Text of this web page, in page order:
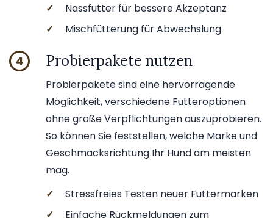
✓
Nassfutter für bessere Akzeptanz
✓
Mischfütterung für Abwechslung
4 Probierpakete nutzen
Probierpakete sind eine hervorragende
Möglichkeit, verschiedene Futteroptionen
ohne große Verpflichtungen auszuprobieren.
So können Sie feststellen, welche Marke und
Geschmacksrichtung Ihr Hund am meisten
mag.
✓
Stressfreies Testen neuer Futtermarken
✓
Einfache Rückmeldungen zum